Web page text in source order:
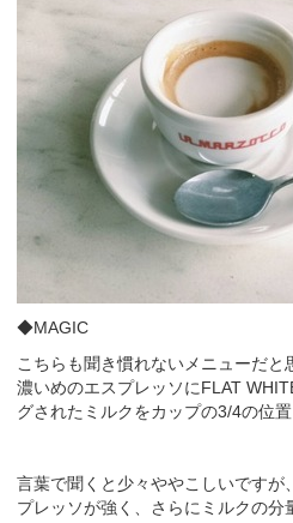
◆MAGIC
こちらも聞き慣れないメニューだと
濃いめのエスプレッソにFLAT
グされたミルクをカップの3/4の位
言葉で聞くと少々ややこしいですが
プレッソが強く、さらにミルクの